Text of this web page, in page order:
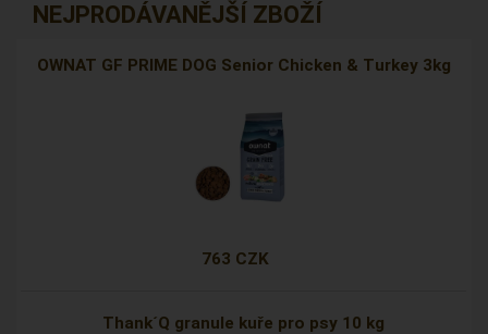
NEJPRODÁVANĚJŠÍ ZBOŽÍ
OWNAT GF PRIME DOG Senior Chicken & Turkey 3kg
763 CZK
Thank´Q granule kuře pro psy 10 kg